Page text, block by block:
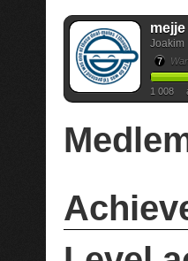
mejje
Joakim
7
1 008